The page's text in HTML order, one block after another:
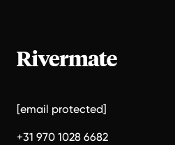
[email protected]
+31 970 1028 6682